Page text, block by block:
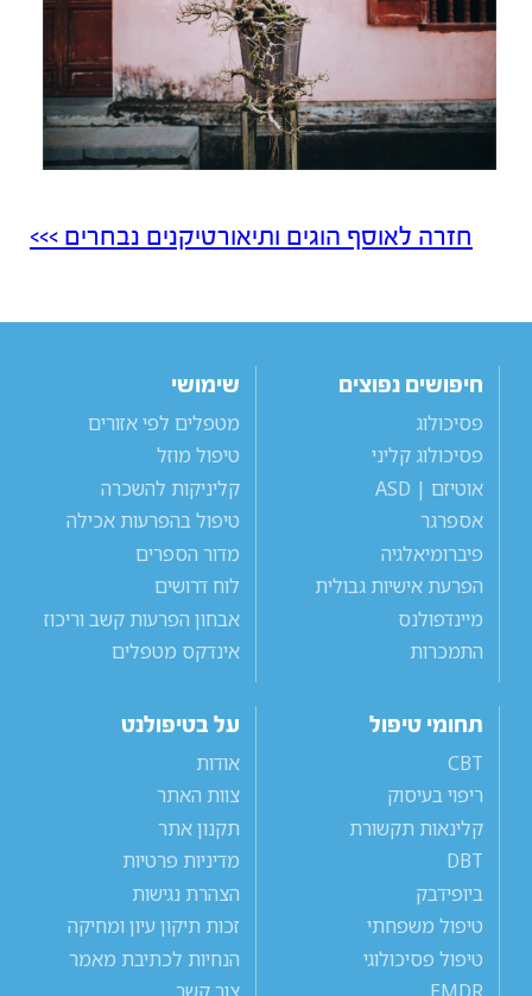
חזרה לאוסף הוגים ותיאורטיקנים נבחרים >>>
חיפושים נפוצים
פסיכולוג
פסיכולוג קליני
אוטיזם | ASD
אספרגר
פיברומיאלגיה
הפרעת אישיות גבולית
מיינדפולנס
התמכרות
שימושי
מטפלים לפי אזורים
טיפול מוזל
קליניקות להשכרה
טיפול בהפרעות אכילה
מדור הספרים
לוח דרושים
אבחון הפרעות קשב וריכוז
אינדקס מטפלים
תחומי טיפול
CBT
ריפוי בעיסוק
קלינאות תקשורת
DBT
ביופידבק
טיפול משפחתי
טיפול פסיכולוגי
על בטיפולנט
אודות
צוות האתר
תקנון אתר
מדיניות פרטיות
הצהרת נגישות
זכות תיקון עיון ומחיקה
הנחיות לכתיבת מאמר